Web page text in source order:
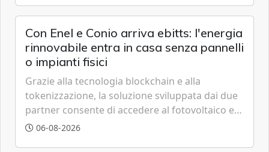
Con Enel e Conio arriva ebitts: l'energia
rinnovabile entra in casa senza pannelli
o impianti fisici
Grazie alla tecnologia blockchain e alla
tokenizzazione, la soluzione sviluppata dai due
partner consente di accedere al fotovoltaico e
all'eolico ottenendo risparmi diretti in bolletta,
06-08-2026